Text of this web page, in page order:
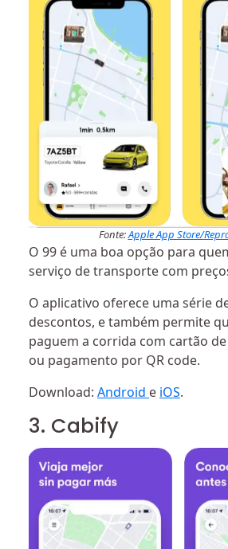
Fonte:Apple App Store/
O 99 é uma boa opção para
serviço de transporte com
O aplicativo oferece uma série
descontos, e também permite
paguem a corrida com cartão
ou pagamento por QR code.
Download: Android e iOS.
3. Cabify